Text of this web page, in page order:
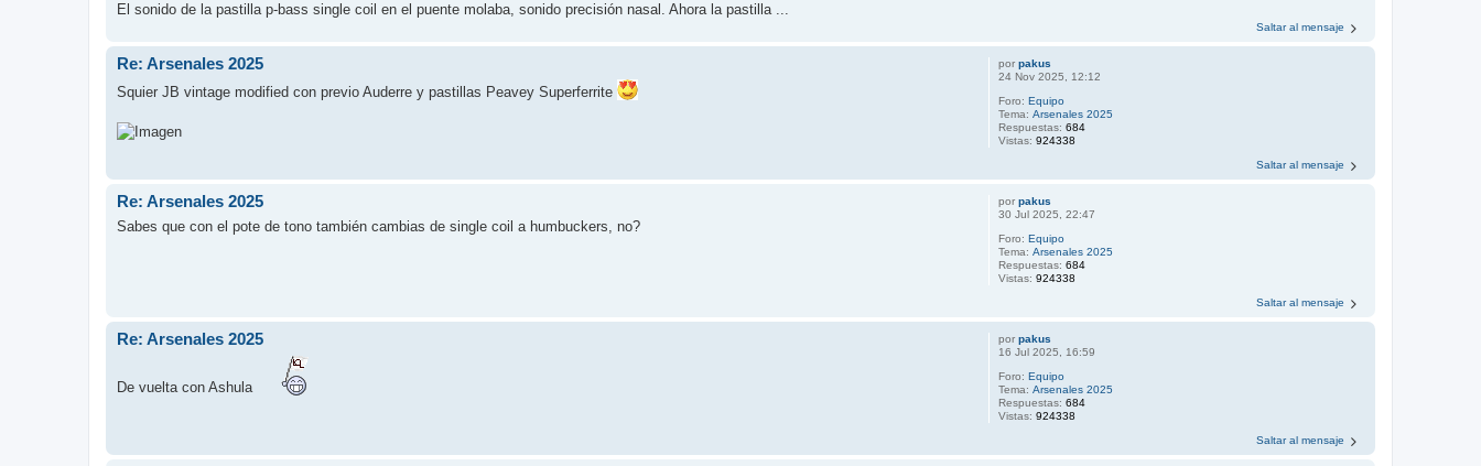
El sonido de la pastilla p-bass single coil en el puente molaba, sonido precisión nasal. Ahora la pastilla ...
Saltar al mensaje
porpakus
24 Nov 2025, 12:12
Foro:Equipo
Tema:Arsenales 2025
Respuestas:684
Vistas:924338
Re: Arsenales 2025
Squier JB vintage modified con previo Auderre y pastillas Peavey Superferrite
Saltar al mensaje
porpakus
30 Jul 2025, 22:47
Foro:Equipo
Tema:Arsenales 2025
Respuestas:684
Vistas:924338
Re: Arsenales 2025
Sabes que con el pote de tono también cambias de single coil a humbuckers, no?
Saltar al mensaje
porpakus
16 Jul 2025, 16:59
Foro:Equipo
Tema:Arsenales 2025
Respuestas:684
Vistas:924338
Re: Arsenales 2025
De vuelta con Ashula
Saltar al mensaje